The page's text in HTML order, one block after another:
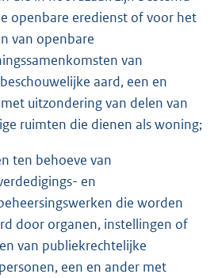
openbare eredienst of voor het
van openbare
van
aard, een en
uitzondering van delen van
ruimten die dienen als woning;
ten behoeve van
en
die worden
door organen, instellingen of
van publiekrechtelijke
een en ander met